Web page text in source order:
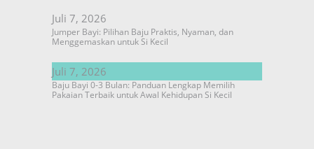
Juli 7, 2026
Jumper Bayi: Pilihan Baju Praktis, Nyaman, dan
Menggemaskan untuk Si Kecil
Juli 7, 2026
Baju Bayi 0-3 Bulan: Panduan Lengkap Memilih
Pakaian Terbaik untuk Awal Kehidupan Si Kecil